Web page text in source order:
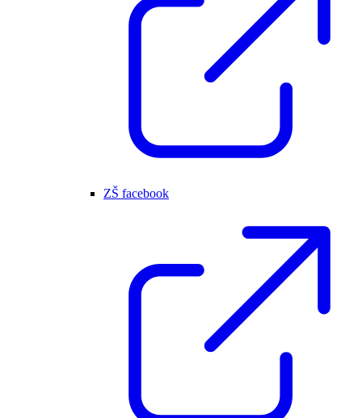
ZŠ facebook